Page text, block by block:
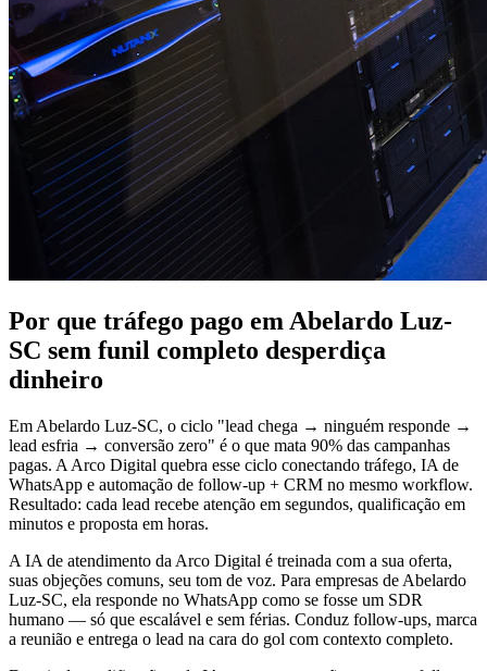
Por que tráfego pago em Abelardo Luz-
SC sem funil completo desperdiça
dinheiro
Em Abelardo Luz-SC, o ciclo "lead chega → ninguém responde →
lead esfria → conversão zero" é o que mata 90% das campanhas
pagas. A Arco Digital quebra esse ciclo conectando tráfego, IA de
WhatsApp e automação de follow-up + CRM no mesmo workflow.
Resultado: cada lead recebe atenção em segundos, qualificação em
minutos e proposta em horas.
A IA de atendimento da Arco Digital é treinada com a sua oferta,
suas objeções comuns, seu tom de voz. Para empresas de Abelardo
Luz-SC, ela responde no WhatsApp como se fosse um SDR
humano — só que escalável e sem férias. Conduz follow-ups, marca
a reunião e entrega o lead na cara do gol com contexto completo.